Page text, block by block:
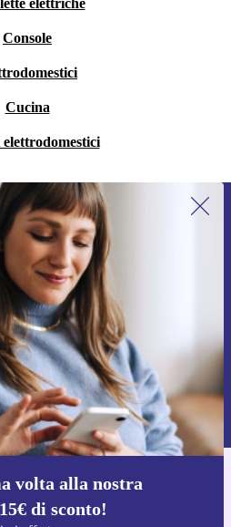
elettriche
Console
Cucina
volta alla nostra
di sconto!
la prima volta alla nostra
e ottieni 15€ di sconto!
scappare le migliori offerte.
codice sconto
dei dati personali, visita la nostra
l'app di refurbed
e Android